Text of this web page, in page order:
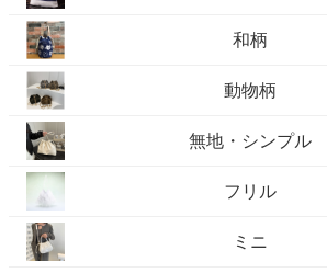
和柄
動物柄
無地・シンプル
フリル
ミニ